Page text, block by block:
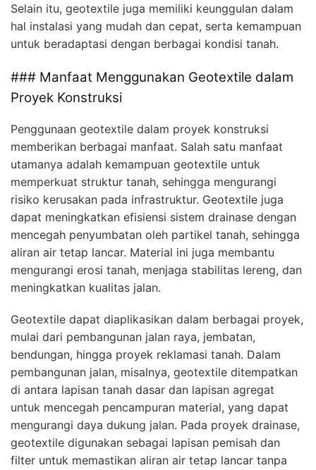
Selain itu, geotextile juga memiliki keunggulan dalam
hal instalasi yang mudah dan cepat, serta kemampuan
untuk beradaptasi dengan berbagai kondisi tanah.
### Manfaat Menggunakan Geotextile dalam
Proyek Konstruksi
Penggunaan geotextile dalam proyek konstruksi
memberikan berbagai manfaat. Salah satu manfaat
utamanya adalah kemampuan geotextile untuk
memperkuat struktur tanah, sehingga mengurangi
risiko kerusakan pada infrastruktur. Geotextile juga
dapat meningkatkan efisiensi sistem drainase dengan
mencegah penyumbatan oleh partikel tanah, sehingga
aliran air tetap lancar. Material ini juga membantu
mengurangi erosi tanah, menjaga stabilitas lereng, dan
meningkatkan kualitas jalan.
Geotextile dapat diaplikasikan dalam berbagai proyek,
mulai dari pembangunan jalan raya, jembatan,
bendungan, hingga proyek reklamasi tanah. Dalam
pembangunan jalan, misalnya, geotextile ditempatkan
di antara lapisan tanah dasar dan lapisan agregat
untuk mencegah pencampuran material, yang dapat
mengurangi daya dukung jalan. Pada proyek drainase,
geotextile digunakan sebagai lapisan pemisah dan
filter untuk memastikan aliran air tetap lancar tanpa